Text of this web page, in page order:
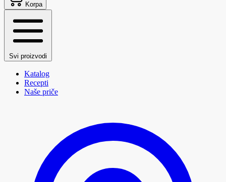
Korpa
Svi proizvodi
Katalog
Recepti
Naše priče